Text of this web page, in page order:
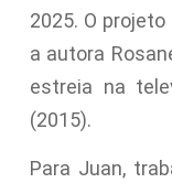
2025. O
a autora
estreia na
(2015).
Para Juan,